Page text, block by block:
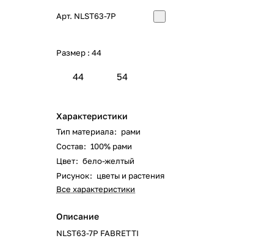
Арт. NLST63-7P
Размер : 44
44 54
Характеристики
Тип материала: рами
Состав: 100% рами
Цвет: бело-желтый
Рисунок: цветы и растения
Все характеристики
Описание
NLST63-7P FABRETTI